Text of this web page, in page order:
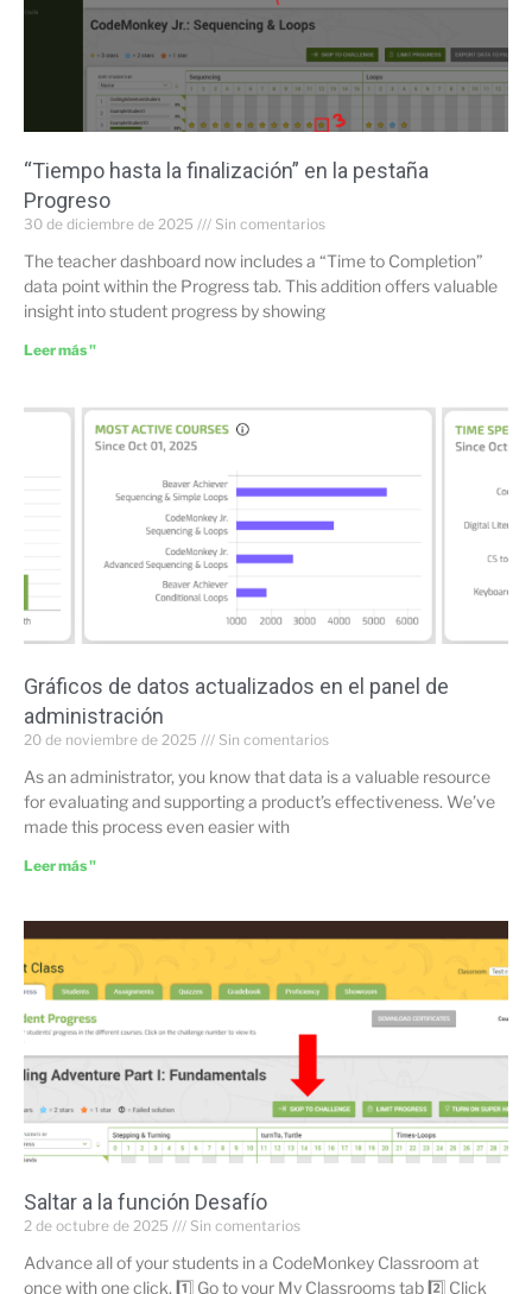
“Tiempo hasta la finalización” en la pestaña
Progreso
30 de diciembre de 2025 Sin comentarios
The teacher dashboard now includes a “Time to Completion”
data point within the Progress tab. This addition offers valuable
insight into student progress by showing
Leer más "
Gráficos de datos actualizados en el panel de
administración
20 de noviembre de 2025 Sin comentarios
As an administrator, you know that data is a valuable resource
for evaluating and supporting a product’s effectiveness. We’ve
made this process even easier with
Leer más "
Saltar a la función Desafío
2 de octubre de 2025 Sin comentarios
Advance all of your students in a CodeMonkey Classroom at
once with one click. 1️⃣ Go to your My Classrooms tab 2️⃣ Click